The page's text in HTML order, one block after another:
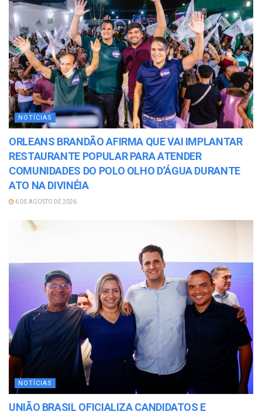
NOTÍCIAS
ORLEANS BRANDÃO AFIRMA QUE VAI IMPLANTAR
RESTAURANTE POPULAR PARA ATENDER
COMUNIDADES DO POLO OLHO D’ÁGUA DURANTE
ATO NA DIVINÉIA
6 DE AGOSTO DE 2026
NOTÍCIAS
UNIÃO BRASIL OFICIALIZA CANDIDATOS E